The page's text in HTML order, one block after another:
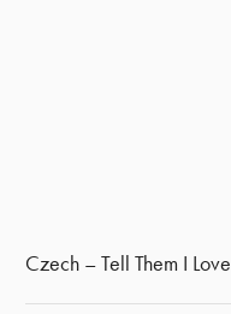
Czech – Tell Them I